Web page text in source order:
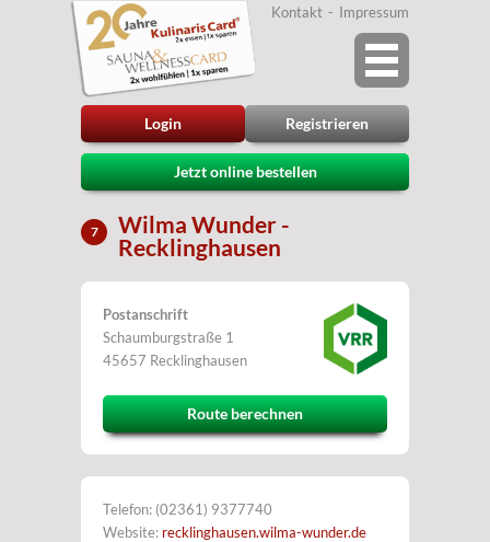
Login Registrieren
Kontakt Impressum
Jetzt online bestellen
7
Wilma Wunder -
Recklinghausen
Postanschrift
Schaumburgstraße 1
45657 Recklinghausen
Route berechnen
Telefon: (02361) 9377740
Website: recklinghausen.wilma-wunder.de